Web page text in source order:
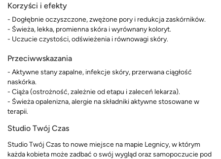
Korzyści i efekty
- Dogłębnie oczyszczone, zwężone pory i redukcja zaskórników.
- Świeża, lekka, promienna skóra i wyrównany koloryt.
- Uczucie czystości, odświeżenia i równowagi skóry.
Przeciwwskazania
- Aktywne stany zapalne, infekcje skóry, przerwana ciągłość
naskórka.
- Ciąża (ostrożność, zależnie od etapu i zaleceń lekarza).
- Świeża opalenizna, alergie na składniki aktywne stosowane w
terapii.
Studio Twój Czas
Studio Twój Czas to nowe miejsce na mapie Legnicy, w którym
każda kobieta może zadbać o swój wygląd oraz samopoczucie pod